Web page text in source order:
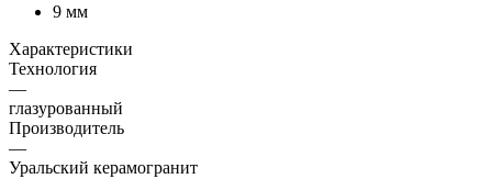
9 мм
Характеристики
Технология
—
глазурованный
Производитель
—
Уральский керамогранит